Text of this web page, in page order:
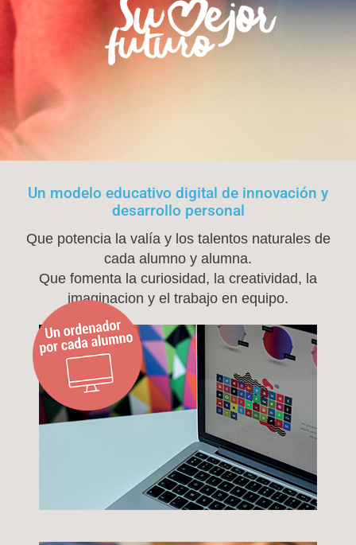
Un modelo educativo digital de innovación y
desarrollo personal
Que potencia la valía y los talentos naturales de
cada alumno y alumna.
Que fomenta la curiosidad, la creatividad, la
imaginacion y el trabajo en equipo.